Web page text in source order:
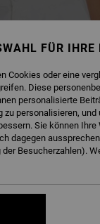
FÜR IHRE
Cookies oder eine
Diese
personalisierte
zu personalisieren,
Sie können
dagegen
Besucherzahlen).